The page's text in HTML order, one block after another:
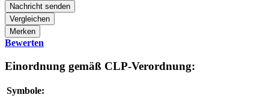
Nachricht senden
Vergleichen
Merken
Bewerten
Einordnung gemäß CLP-Verordnung:
Symbole: